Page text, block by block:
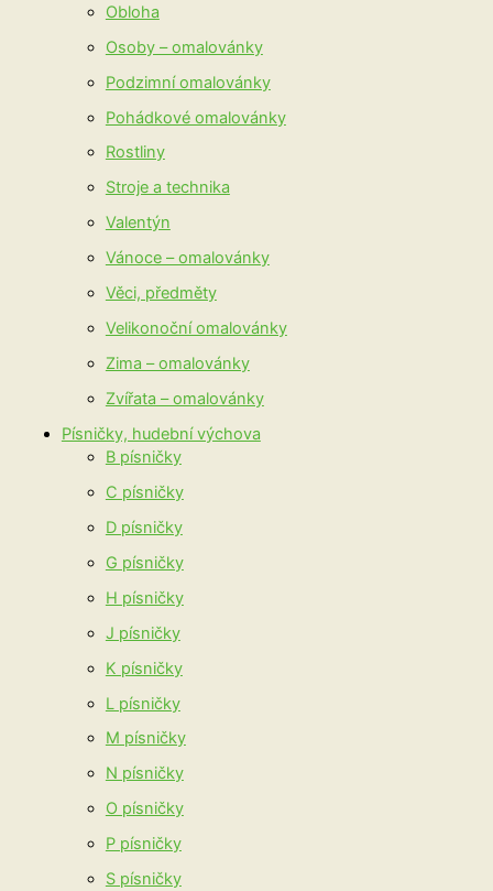
Obloha
Osoby – omalovánky
Podzimní omalovánky
Pohádkové omalovánky
Rostliny
Stroje a technika
Valentýn
Vánoce – omalovánky
Věci, předměty
Velikonoční omalovánky
Zima – omalovánky
Zvířata – omalovánky
Písničky, hudební výchova
B písničky
C písničky
D písničky
G písničky
H písničky
J písničky
K písničky
L písničky
M písničky
N písničky
O písničky
P písničky
S písničky